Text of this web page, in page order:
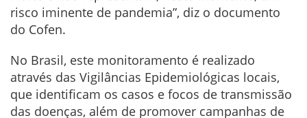
risco iminente de pandemia”, diz o documento
do Cofen.
No Brasil, este monitoramento é realizado
através das Vigilâncias Epidemiológicas locais,
que identificam os casos e focos de transmissão
das doenças, além de promover campanhas de